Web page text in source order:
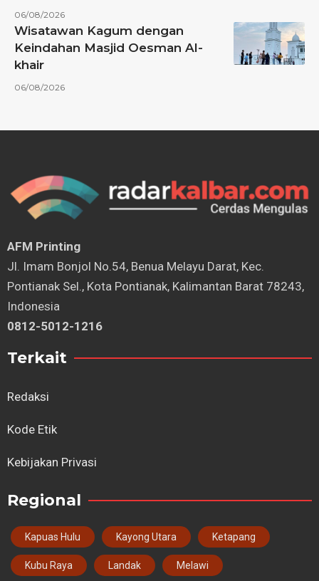
06/08/2026
Wisatawan Kagum dengan
Keindahan Masjid Oesman Al-
khair
06/08/2026
AFM Printing
⁠Jl. Imam Bonjol No.54, Benua Melayu Darat, Kec.
Pontianak Sel., Kota Pontianak, Kalimantan Barat 78243,
Indonesia
0812-5012-1216
Terkait
Redaksi
Kode Etik
Kebijakan Privasi
Regional
Kapuas Hulu Kayong Utara Ketapang
Kubu Raya Landak Melawi